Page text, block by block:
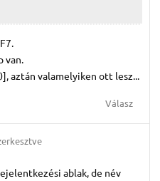
van.
aztán valamelyiken ott lesz...
Válasz
ablak, de név